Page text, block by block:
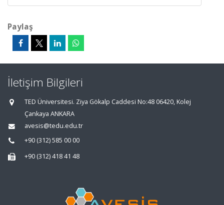
Paylaş
İletişim Bilgileri
TED Üniversitesi. Ziya Gökalp Caddesi No:48 06420, Kolej
Çankaya ANKARA
avesis@tedu.edu.tr
+90 (312) 585 00 00
+90 (312) 418 41 48